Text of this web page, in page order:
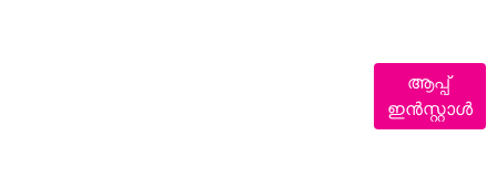
ആപ്പ്
ഇൻസ്റ്റാൾ